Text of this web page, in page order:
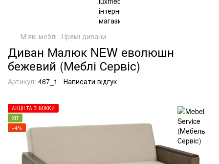
М'які меблі Прямі дивани
Диван Малюк NEW еволюшн
бежевий (Меблі Сервіс)
Артикул: 467_1 Написати відгук
АКЦІЇ ТА ЗНИЖКИ
ХІТ
−4%